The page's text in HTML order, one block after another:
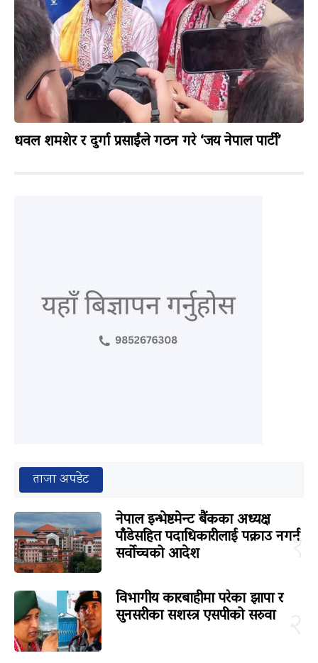
धवल शमशेर र दुर्गा प्रसाईंले गठन गरे ‘जय नेपाल पार्टी’
ताजा अपडेट
१
नेपाल इन्भेष्टमेन्ट बैंकका अध्यक्ष
पाँडेसहित पदाधिकारीलाई पक्राउ नगर्न
सर्वोच्चको आदेश
विभागीय कारबाहीमा परेका झापा र
सुनसरीका सशस्त्र एसपीको सरुवा